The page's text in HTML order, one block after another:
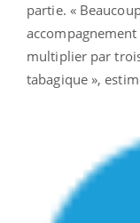
partie. «
multiplier par
tabagique »,